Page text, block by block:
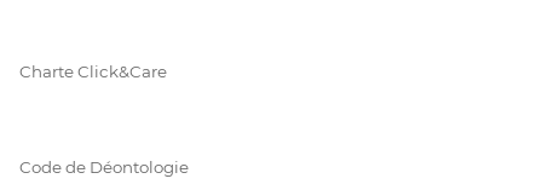
Charte Click&Care
Code de Déontologie